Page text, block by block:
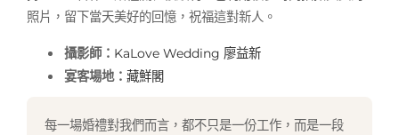
照片，留下當天美好的回憶，祝福這對新人。
攝影師： KaLove Wedding 廖益新
宴客場地： 藏鮮閣
每一場婚禮對我們而言，都不只是一份工作，而是一段